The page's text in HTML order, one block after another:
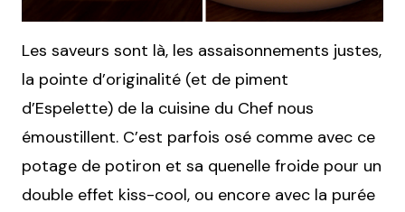
Les saveurs sont là, les assaisonnements justes,
la pointe d’originalité (et de piment
d’Espelette) de la cuisine du Chef nous
émoustillent. C’est parfois osé comme avec ce
potage de potiron et sa quenelle froide pour un
double effet kiss-cool, ou encore avec la purée